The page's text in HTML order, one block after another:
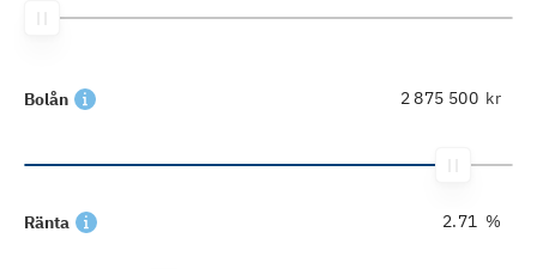
Bolån kr
Ränta %